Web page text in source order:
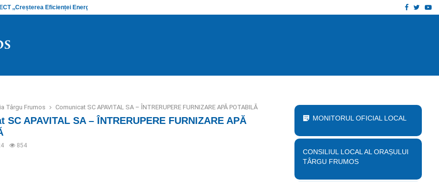
,,Creșterea Eficienței Energetice și… Facebook
Târgu Frumos Comunicat SC APAVITAL SA – ÎNTRERUPERE FURNIZARE APĂ POTABILĂ
SC APAVITAL SA – ÎNTRERUPERE FURNIZARE APĂ
854
MONITORUL OFICIAL LOCAL
CONSILIUL LOCAL AL ORAȘULUI
TÂRGU FRUMOS